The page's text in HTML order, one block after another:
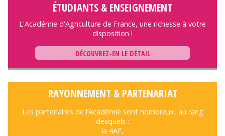
ÉTUDIANTS & ENSEIGNEMENT
L'Académie d'Agriculture de France, une richesse à votre
disposition !
DÉCOUVREZ-EN LE DÉTAIL
RAYONNEMENT & PARTENARIAT
Les partenaires de l’Académie sont nombreux, au rang
desquels :
la 4AF,